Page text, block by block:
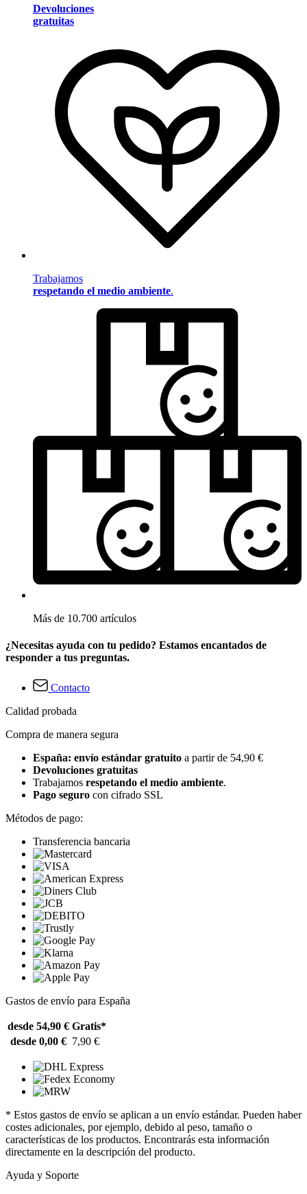
Devoluciones
gratuitas
Trabajamos
respetando el medio ambiente.
Más de 10.700 artículos
¿Necesitas ayuda con tu pedido? Estamos encantados de
responder a tus preguntas.
Contacto
Calidad probada
Compra de manera segura
España: envío estándar gratuito a partir de 54,90 €
Devoluciones gratuitas
Trabajamos respetando el medio ambiente.
Pago seguro con cifrado SSL
Métodos de pago:
Transferencia bancaria
Gastos de envío para España
desde 54,90 € Gratis*
desde 0,00 € 7,90 €
* Estos gastos de envío se aplican a un envío estándar. Pueden haber
costes adicionales, por ejemplo, debido al peso, tamaño o
características de los productos. Encontrarás esta información
directamente en la descripción del producto.
Ayuda y Soporte